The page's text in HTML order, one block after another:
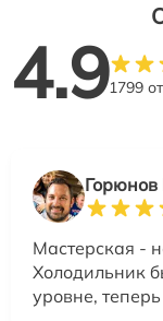
4.91799
Горюнов
Мастерская -
Холодильник
уровне,